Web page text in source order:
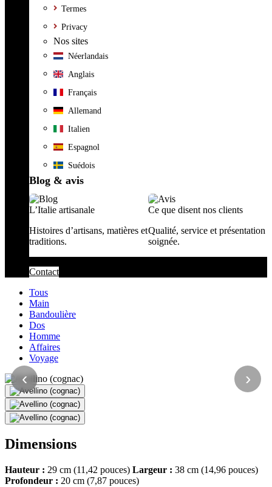
Termes
Privacy
Nos sites
Néerlandais
Anglais
Français
Allemand
Italien
Espagnol
Suédois
Blog & avis
L’Italie artisanale
Histoires d’artisans, matières et
traditions.
Ce que disent nos clients
Qualité, service et présentation
soignée.
Contact
Tous
Main
Bandoulière
Dos
Homme
Affaires
Voyage
‹ ›
Dimensions
Hauteur : 29 cm (11,42 pouces) Largeur : 38 cm (14,96 pouces)
Profondeur : 20 cm (7,87 pouces)